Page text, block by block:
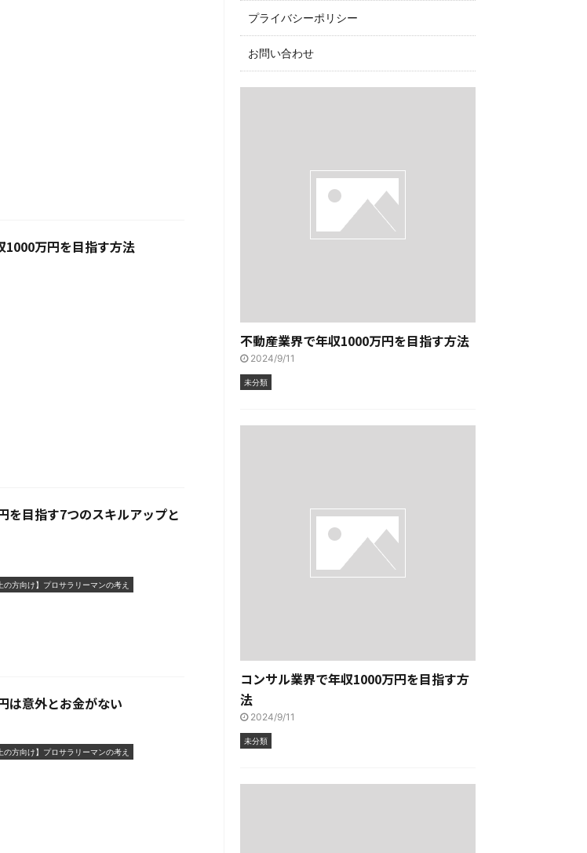
1000万円を目指す方法
を目指す7つのスキルアップと
の方向け】プロサラリーマンの考え
は意外とお金がない
の方向け】プロサラリーマンの考え
プライバシーポリシー
お問い合わせ
不動産業界で年収1000万円を目指す方法
2024/9/11
未分類
コンサル業界で年収1000万円を目指す方
法
2024/9/11
未分類